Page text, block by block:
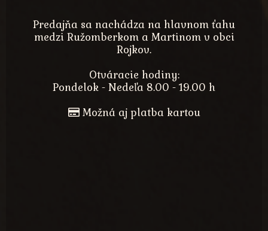
Predajňa sa nachádza na hlavnom ťahu
medzi Ružomberkom a Martinom v obci
Rojkov.
Otváracie hodiny:
Pondelok - Nedeľa 8.00 - 19.00 h
Možná aj platba kartou